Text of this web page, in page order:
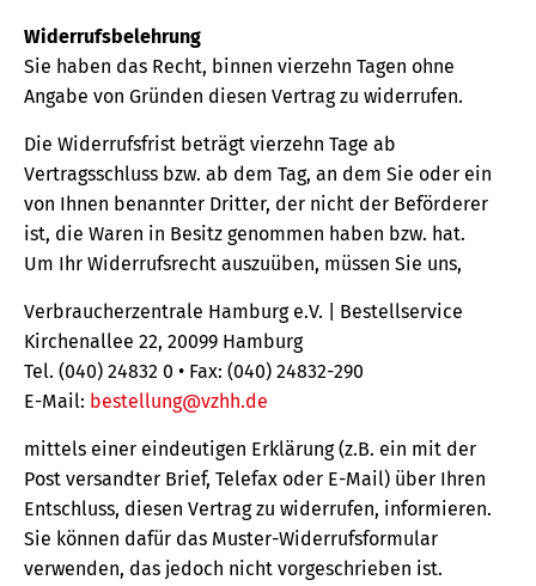
Widerrufsbelehrung
Sie haben das Recht, binnen vierzehn Tagen ohne
Angabe von Gründen diesen Vertrag zu widerrufen.
Die Widerrufsfrist beträgt vierzehn Tage ab
Vertragsschluss bzw. ab dem Tag, an dem Sie oder ein
von Ihnen benannter Dritter, der nicht der Beförderer
ist, die Waren in Besitz genommen haben bzw. hat.
Um Ihr Widerrufsrecht auszuüben, müssen Sie uns,
Verbraucherzentrale Hamburg e.V. | Bestellservice
Kirchenallee 22, 20099 Hamburg
Tel. (040) 24832 0 • Fax: (040) 24832-290
E-Mail: bestellung@vzhh.de
mittels einer eindeutigen Erklärung (z.B. ein mit der
Post versandter Brief, Telefax oder E-Mail) über Ihren
Entschluss, diesen Vertrag zu widerrufen, informieren.
Sie können dafür das Muster-Widerrufsformular
verwenden, das jedoch nicht vorgeschrieben ist.